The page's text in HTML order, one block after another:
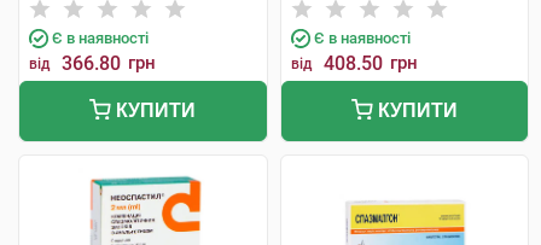
Є в наявності
від 366.80 грн
КУПИТИ
Є в наявності
від 408.50 грн
КУПИТИ